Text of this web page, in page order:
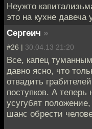
Неужто
это на кухне давеча
Сергеич »
#26 | 30.04.13 21:20
Все, капец
давно ясно, что
отвадить
поступков. А
усугубят
шанс обрести